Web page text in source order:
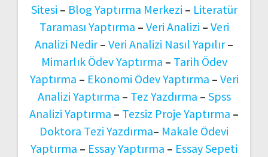
Sitesi – Blog Yaptırma Merkezi – Literatür
Taraması Yaptırma – Veri Analizi – Veri
Analizi Nedir– Veri Analizi Nasıl Yapılır–
Mimarlık Ödev Yaptırma – Tarih Ödev
Yaptırma – Ekonomi Ödev Yaptırma – Veri
Analizi Yaptırma – Tez Yazdırma – Spss
Analizi Yaptırma – Tezsiz Proje Yaptırma –
Doktora Tezi Yazdırma– Makale Ödevi
Yaptırma – Essay Yaptırma – Essay Sepeti